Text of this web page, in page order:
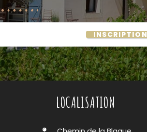
INSCRIPTION
LOCALISATION